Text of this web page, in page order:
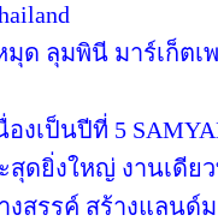
มุด ลุมพินี มาร์เก็ต
งเป็นปีที่ 5
สุดยิ่งใหญ่ งานเดี
สรรค์ สร้างแลนด์